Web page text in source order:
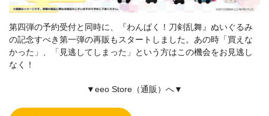
第四弾の予約受付と同時に、『わんぱく！刀剣乱舞』ぬいぐるみ
の記念すべき第一弾の再販もスタートしました。あの時「買えな
かった」、「見逃してしまった」という方はこの機会をお見逃し
なく！
▼eeo Store（通販）へ▼